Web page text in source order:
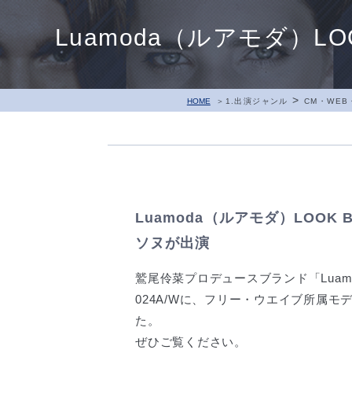
Luamoda（ルアモダ）
HOME 1.出演ジャンル > CM・WEB
Luamoda（ルアモダ）LOOK
ソヌが出演
鷲尾伶菜プロデュースブランド「
024A/Wに、フリー・ウエイブ所属モ
た。
ぜひご覧ください。